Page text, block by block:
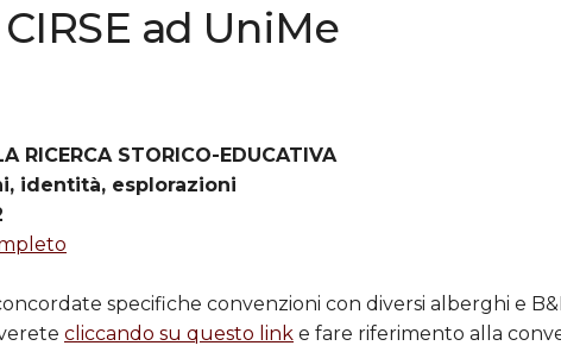
ad UniMe
RICERCA STORICO-EDUCATIVA
identità, esplorazioni
specifiche convenzioni con diversi alberghi e
cliccando su questo link e fare riferimento alla